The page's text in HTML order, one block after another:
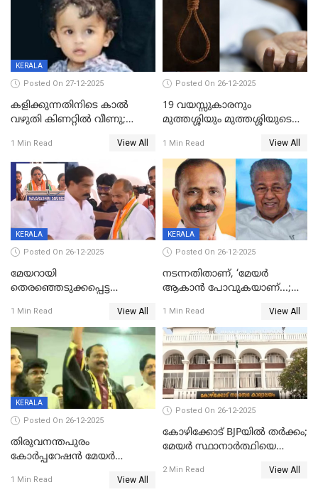
KERALA
Posted On 27-12-2025
കളിക്കുന്നതിനിടെ കാൽ
വഴുതി കിണറ്റിൽ വീണു;
ദാരുണാന്ത്യം
1 Min Read View All
Posted On 26-12-2025
19 വയസ്സുകാരനും
മുത്തശ്ശിയും മുത്തശ്ശിയുടെ
മരിച്ചനിലയിൽ
1 Min Read View All
KERALA
Posted On 26-12-2025
മേയറായി
തെരഞ്ഞെടുക്കപ്പെട്ട
ആദ്യ വോട്ട് അസാധു; കണ്ണൂർ
ഡെപ്യൂട്ടി മേയർ സ്ഥാനത്ത്
താഹിറിന് വിജയം
1 Min Read View All
KERALA
Posted On 26-12-2025
നടന്നതിതാണ്, ‘മേയർ
ആകാൻ പോവുകയാണ്...;
മുഖ്യമന്ത്രിയുടെ ഓഫീസ്
തന്നെ വിശദീകരിയ്ക്കുന്നു;
സത്യമിതാണ്
1 Min Read View All
KERALA
Posted On 26-12-2025
തിരുവനന്തപുരം
കോര്‍പ്പറേഷന്‍ മേയര്‍
ഹൈക്കോടതിയിലേക്ക്;
1 Min Read View All
Posted On 26-12-2025
കോഴിക്കോട് BJPയിൽ തർക്കം;
മേയർ സ്ഥാനാർത്ഥിയെ
2 Min Read View All